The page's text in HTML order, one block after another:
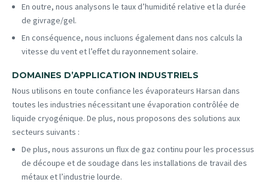
En outre, nous analysons le taux d’humidité relative et la durée
de givrage/gel.
En conséquence, nous incluons également dans nos calculs la
vitesse du vent et l’effet du rayonnement solaire.
DOMAINES D’APPLICATION INDUSTRIELS
Nous utilisons en toute confiance les évaporateurs Harsan dans
toutes les industries nécessitant une évaporation contrôlée de
liquide cryogénique. De plus, nous proposons des solutions aux
secteurs suivants :
De plus, nous assurons un flux de gaz continu pour les processus
de découpe et de soudage dans les installations de travail des
métaux et l’industrie lourde.